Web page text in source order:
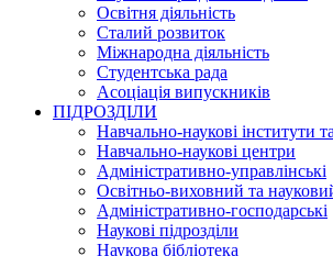
Освітня діяльність
Сталий розвиток
Міжнародна діяльність
Студентська рада
Асоціація випускників
ПІДРОЗДІЛИ
Навчально-наукові інститути
Навчально-наукові центри
Адміністративно-управлінські
Освітньо-виховний та
Адміністративно-господарські
Наукові підрозділи
Наукова бібліотека